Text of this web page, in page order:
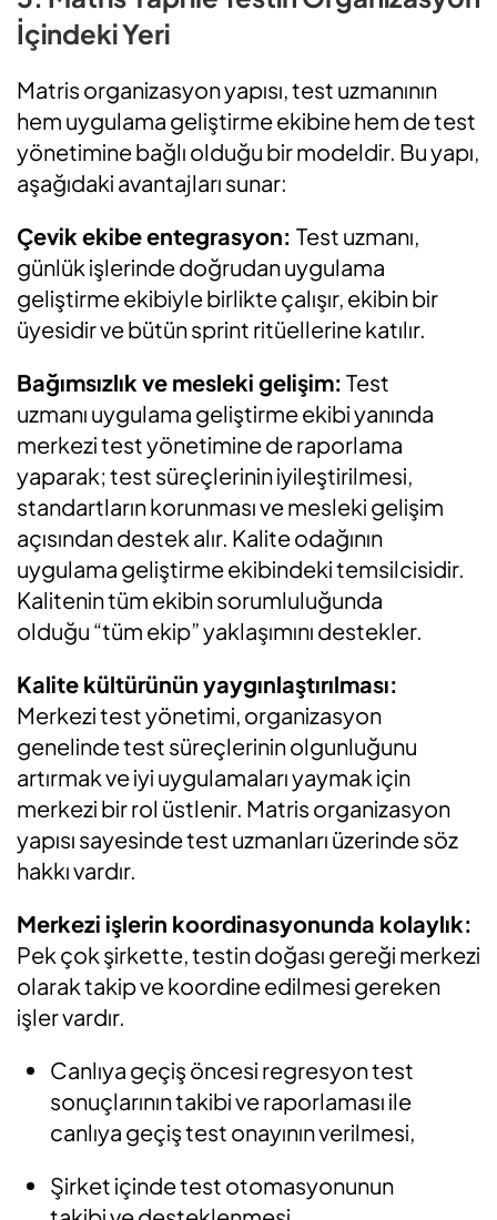
İçindeki Yeri
Matris organizasyon yapısı, test uzmanının
hem uygulama geliştirme ekibine hem de test
yönetimine bağlı olduğu bir modeldir. Bu yapı,
aşağıdaki avantajları sunar:
Çevik ekibe entegrasyon: Test uzmanı,
günlük işlerinde doğrudan uygulama
geliştirme ekibiyle birlikte çalışır, ekibin bir
üyesidir ve bütün sprint ritüellerine katılır.
Bağımsızlık ve mesleki gelişim: Test
uzmanı uygulama geliştirme ekibi yanında
merkezi test yönetimine de raporlama
yaparak; test süreçlerinin iyileştirilmesi,
standartların korunması ve mesleki gelişim
açısından destek alır. Kalite odağının
uygulama geliştirme ekibindeki temsilcisidir.
Kalitenin tüm ekibin sorumluluğunda
olduğu “tüm ekip” yaklaşımını destekler.
Kalite kültürünün yaygınlaştırılması:
Merkezi test yönetimi, organizasyon
genelinde test süreçlerinin olgunluğunu
artırmak ve iyi uygulamaları yaymak için
merkezi bir rol üstlenir. Matris organizasyon
yapısı sayesinde test uzmanları üzerinde söz
hakkı vardır.
Merkezi işlerin koordinasyonunda kolaylık:
Pek çok şirkette, testin doğası gereği merkezi
olarak takip ve koordine edilmesi gereken
işler vardır.
Canlıya geçiş öncesi regresyon test
sonuçlarının takibi ve raporlaması ile
canlıya geçiş test onayının verilmesi,
Şirket içinde test otomasyonunun